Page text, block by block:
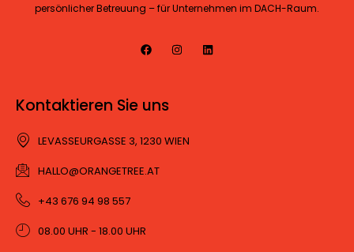
persönlicher Betreuung – für Unternehmen im DACH-Raum.
Kontaktieren Sie uns
LEVASSEURGASSE 3, 1230 WIEN
HALLO@ORANGETREE.AT
+43 676 94 98 557
08.00 UHR - 18.00 UHR